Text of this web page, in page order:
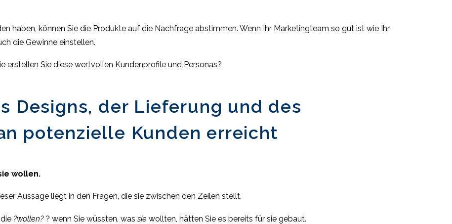
haben, können Sie die Produkte auf die Nachfrage abstimmen. Wenn Ihr Marketingteam so gut ist wie Ihr
die Gewinne einstellen.
erstellen Sie diese wertvollen Kundenprofile und Personas?
Designs, der Lieferung und des
potenzielle Kunden erreicht
wollen.
Aussage liegt in den Fragen, die sie zwischen den Zeilen stellt.
?wollen? ? wenn Sie wüssten, wassie wollten, hätten Sie es bereits für sie gebaut.